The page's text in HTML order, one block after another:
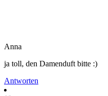
Anna
ja toll, den Damenduft bitte :)
Antworten